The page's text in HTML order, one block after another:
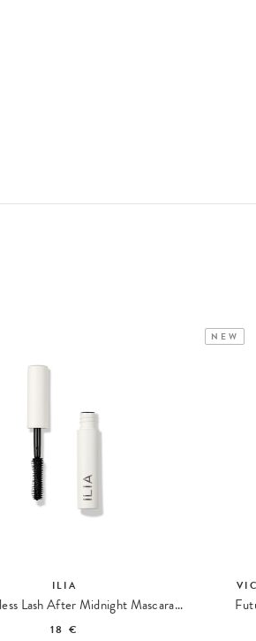
ILIA
Mini Limitless Lash After Midnight Mascara Travel Size
18 €
NEW